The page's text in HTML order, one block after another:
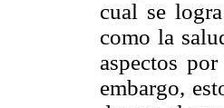
cual se
como la
aspectos
embargo,